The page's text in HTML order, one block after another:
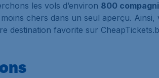
les vols d’environ 800
chers dans un seul aperçu.
destination favorite sur